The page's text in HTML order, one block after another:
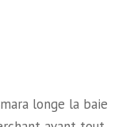
longe la baie